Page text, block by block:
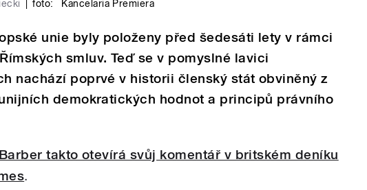
foto: Kancelaria Premiera
unie byly položeny před šedesáti lety v rámci
smluv. Teď se v pomyslné lavici
nachází poprvé v historii členský stát obviněný z
demokratických hodnot a principů právního
takto otevírá svůj komentář v britském deníku
.